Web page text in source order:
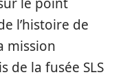
l’histoire de
mission
de la fusée SLS